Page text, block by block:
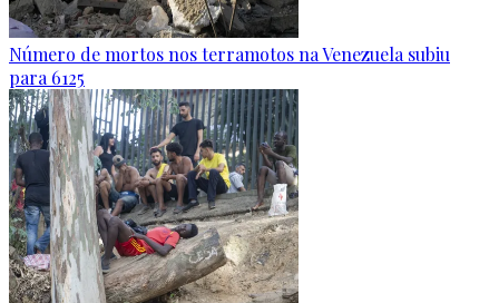
Número de mortos nos terramotos na Venezuela subiu
para 6125